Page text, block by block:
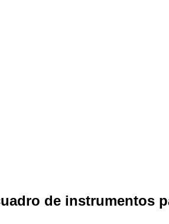
de instrumentos